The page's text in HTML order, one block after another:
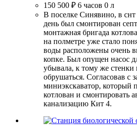
150 500 ₽ 6 часов 0 л
В поселке Синявино, в
день был смонтирован
монтажная бригада
на полметре уже стало
воды расположены очень
копке. Был опущен насос
убывала, к тому же стенки
обрушаться. Согласовав с
миниэкскаватор, который
котлован и смонтировать
канализацию Кит 4.